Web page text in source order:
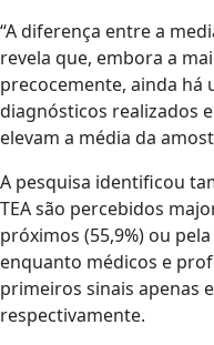
“A diferença entre a
revela que, embora a
precocemente, ainda há
diagnósticos realizados
elevam a média da
A pesquisa identificou
TEA são percebidos
próximos (55,9%) ou
enquanto médicos e
primeiros sinais apenas
respectivamente.